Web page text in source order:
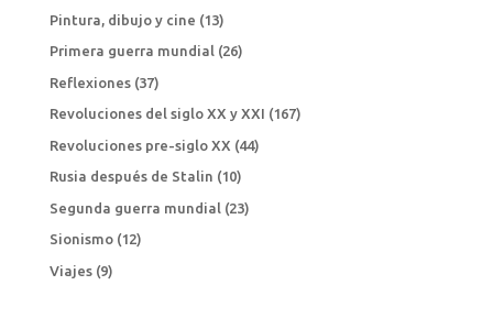
Pintura, dibujo y cine (13)
Primera guerra mundial(26)
Reflexiones(37)
Revoluciones del siglo XX y XXI (167)
Revoluciones pre-siglo XX (44)
Rusia después de Stalin (10)
Segunda guerra mundial (23)
Sionismo(12)
Viajes(9)